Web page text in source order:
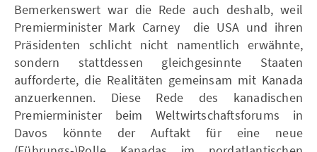
Bemerkenswert war die Rede auch deshalb, weil
Premierminister Mark Carney die USA und ihren
Präsidenten schlicht nicht namentlich erwähnte,
sondern stattdessen gleichgesinnte Staaten
aufforderte, die Realitäten gemeinsam mit Kanada
anzuerkennen. Diese Rede des kanadischen
Premierminister beim Weltwirtschaftsforums in
Davos könnte der Auftakt für eine neue